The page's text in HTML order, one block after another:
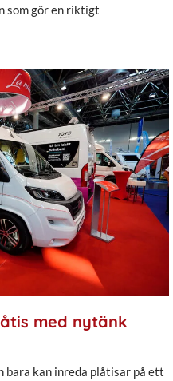
som gör en riktigt
med nytänk
kan inreda plåtisar på ett